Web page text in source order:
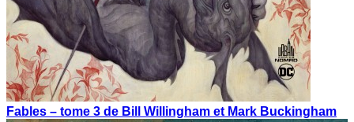
Fables – tome 3 de Bill Willingham et Mark Buckingham